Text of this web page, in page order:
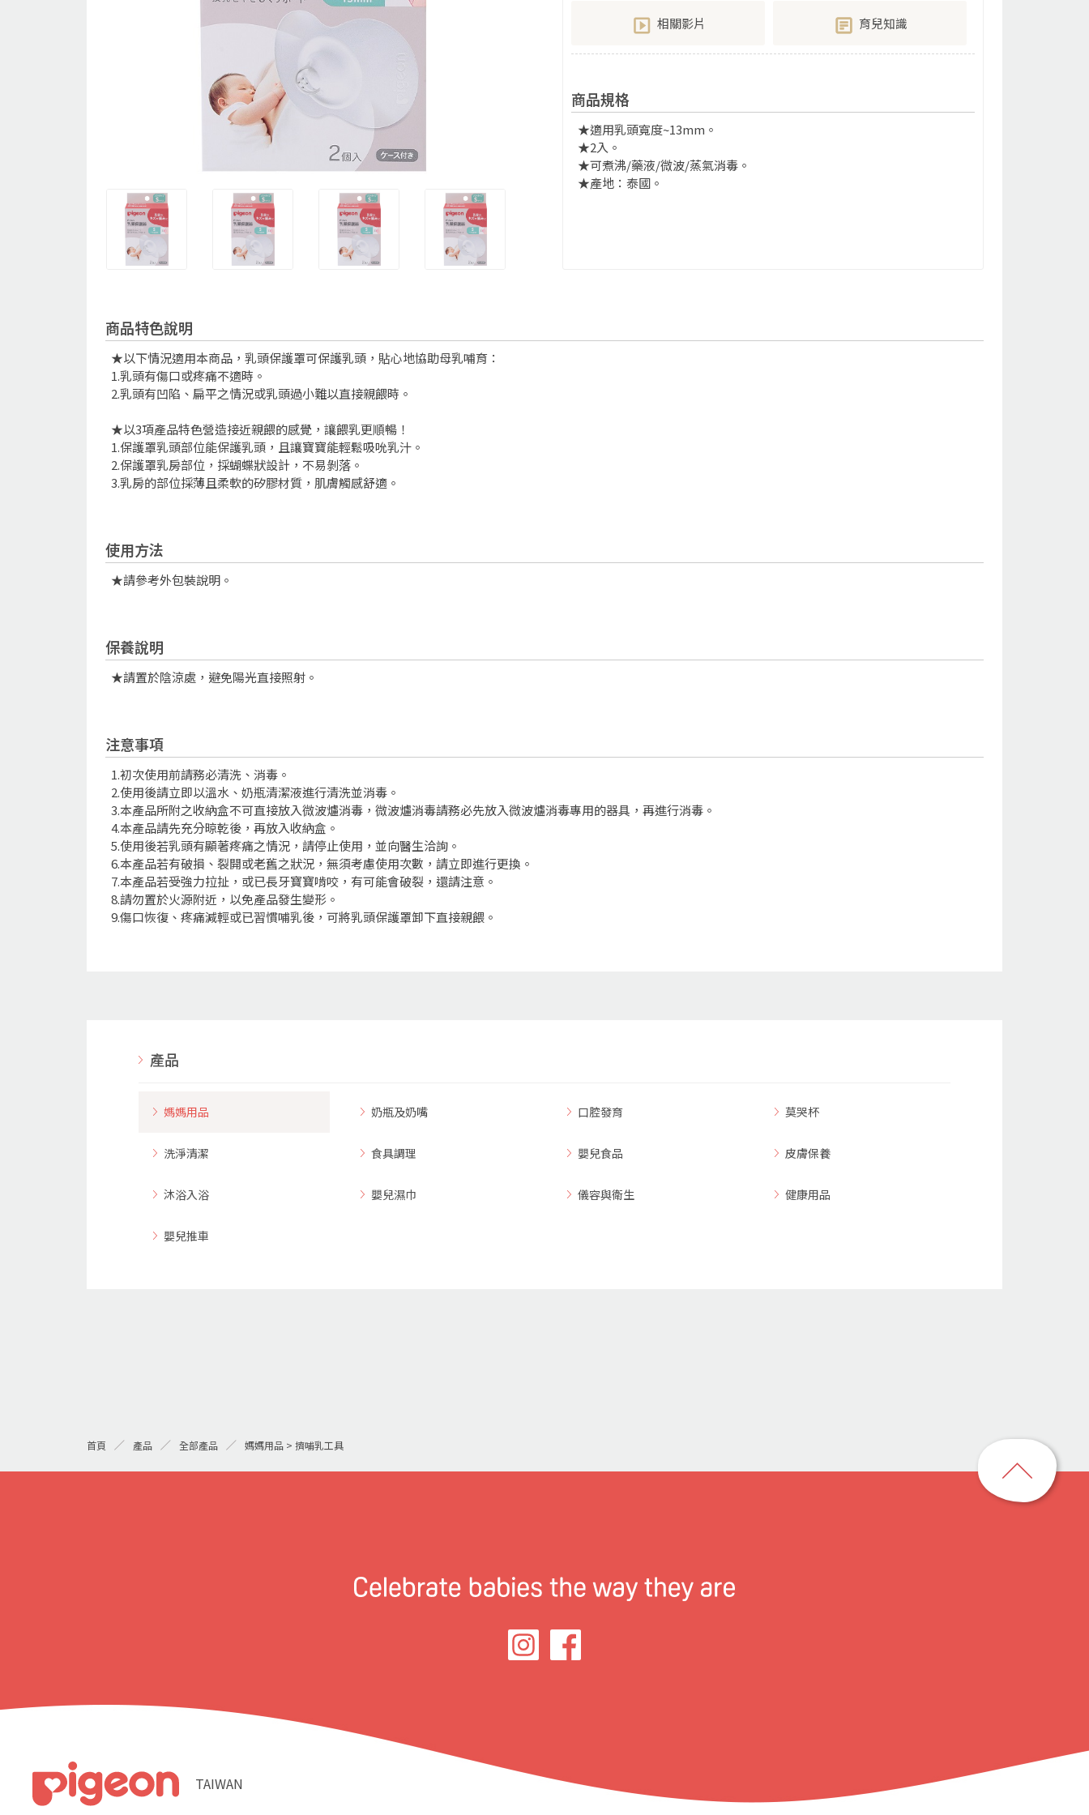
相關影片 育兒知識
商品規格
★適用乳頭寬度~13mm。
★2入。
★可煮沸/藥液/微波/蒸氣消毒。
★產地：泰國。
商品特色說明
★以下情況適用本商品，乳頭保護罩可保護乳頭，貼心地協助母乳哺育：
1.乳頭有傷口或疼痛不適時。
2.乳頭有凹陷、扁平之情況或乳頭過小難以直接親餵時。
★以3項產品特色營造接近親餵的感覺，讓餵乳更順暢！
1.保護罩乳頭部位能保護乳頭，且讓寶寶能輕鬆吸吮乳汁。
2.保護罩乳房部位，採蝴蝶狀設計，不易剝落。
3.乳房的部位採薄且柔軟的矽膠材質，肌膚觸感舒適。
使用方法
★請參考外包裝說明。
保養說明
★請置於陰涼處，避免陽光直接照射。
注意事項
1.初次使用前請務必清洗、消毒。
2.使用後請立即以溫水、奶瓶清潔液進行清洗並消毒。
3.本產品所附之收納盒不可直接放入微波爐消毒，微波爐消毒請務必先放入微波爐消毒專用的器具，再進行消毒。
4.本產品請先充分晾乾後，再放入收納盒。
5.使用後若乳頭有顯著疼痛之情況，請停止使用，並向醫生洽詢。
6.本產品若有破損、裂開或老舊之狀況，無須考慮使用次數，請立即進行更換。
7.本產品若受強力拉扯，或已長牙寶寶啃咬，有可能會破裂，還請注意。
8.請勿置於火源附近，以免產品發生變形。
9.傷口恢復、疼痛減輕或已習慣哺乳後，可將乳頭保護罩卸下直接親餵。
產品
媽媽用品 奶瓶及奶嘴 口腔發育 莫哭杯
洗淨清潔 食具調理 嬰兒食品 皮膚保養
沐浴入浴 嬰兒濕巾 儀容與衛生 健康用品
嬰兒推車
首頁 產品 全部產品 媽媽用品 > 擠哺乳工具
TAIWAN
回
到
頁